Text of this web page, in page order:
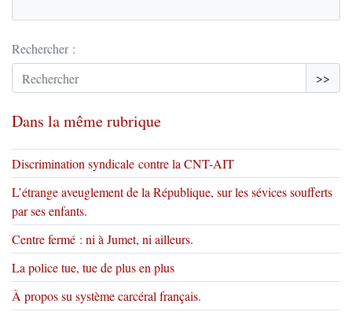
Rechercher :
>>
Dans la même rubrique
Discrimination syndicale contre la CNT-AIT
L’étrange aveuglement de la République, sur les sévices soufferts
par ses enfants.
Centre fermé : ni à Jumet, ni ailleurs.
La police tue, tue de plus en plus
À propos su système carcéral français.